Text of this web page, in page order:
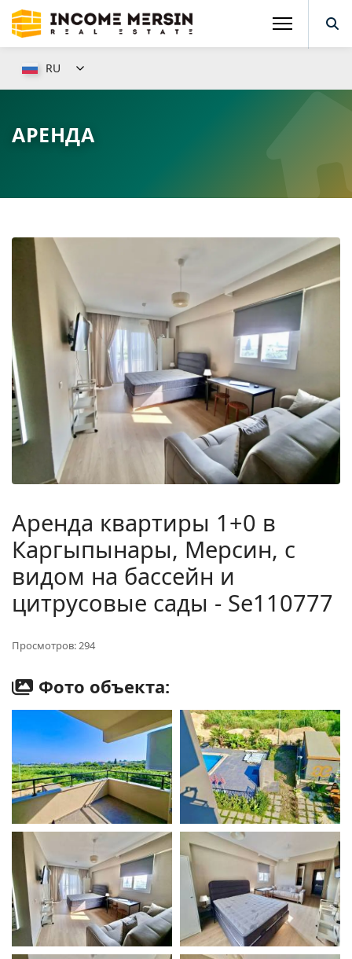
RU
АРЕНДА
Аренда квартиры 1+0 в
Каргыпынары, Мерсин, с
видом на бассейн и
цитрусовые сады - Se110777
Просмотров: 294
Фото объекта: